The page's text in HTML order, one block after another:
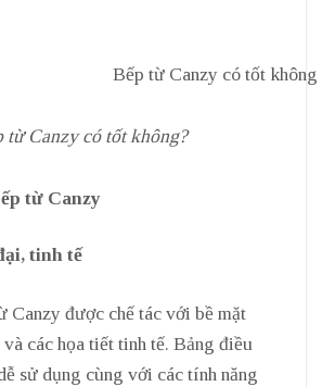
từ Canzy có tốt không?
từ Canzy
tinh tế
Canzy được chế tác với bề mặt
các họa tiết tinh tế. Bảng điều
sử dụng cùng với các tính năng